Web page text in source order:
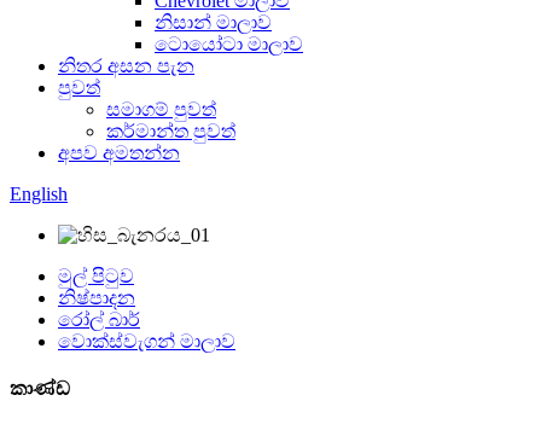
නිසාන් මාලාව
ටොයෝටා මාලාව
නිතර අසන පැන
පුවත්
සමාගම් පුවත්
කර්මාන්ත පුවත්
අපව අමතන්න
English
මුල් පිටුව
නිෂ්පාදන
රෝල් බාර්
වොක්ස්වැගන් මාලාව
කාණ්ඩ